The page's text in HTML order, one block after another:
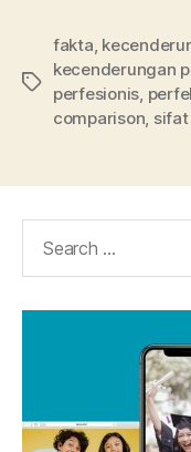
Tags
fakta,
kecenderungan
perfesionis,
comparison,